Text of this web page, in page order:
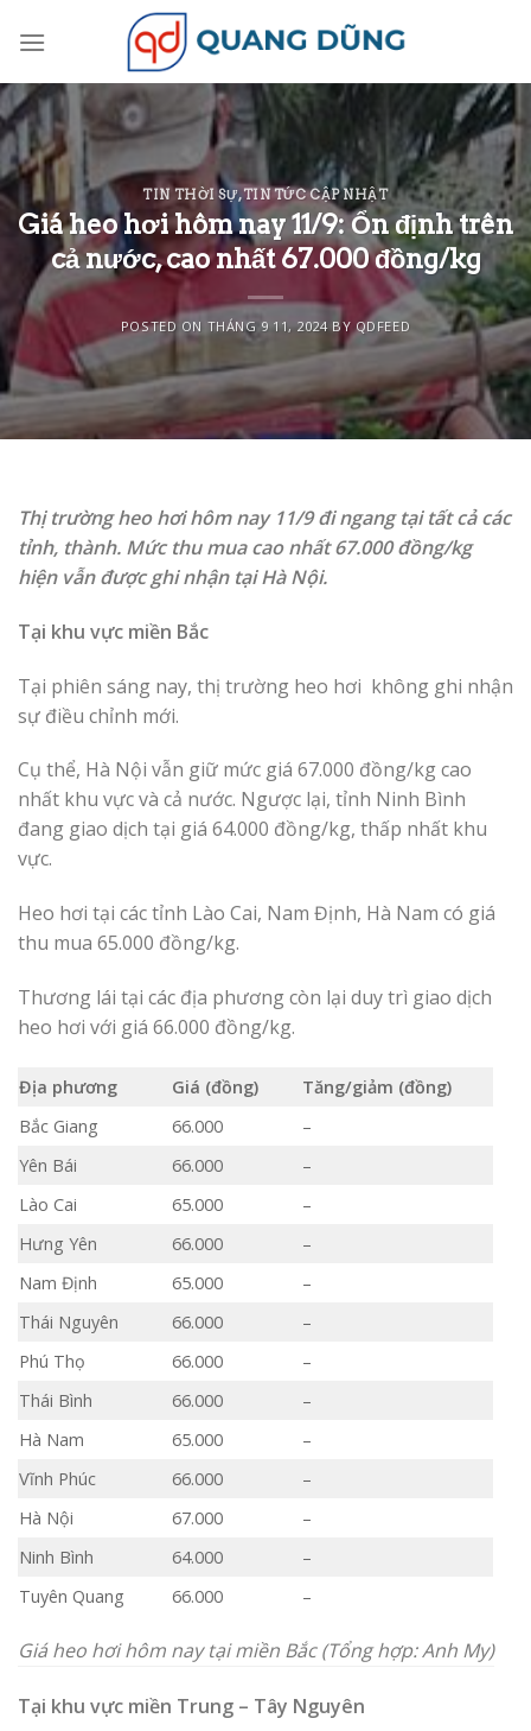
TIN THỜI SỰ,TIN TỨC CẬP NHẬT
Giá heo hơi hôm nay 11/9: Ổn định trên
cả nước, cao nhất 67.000 đồng/kg
POSTED ON THÁNG 9 11, 2024BY QDFEED
Thị trường heo hơi hôm nay 11/9 đi ngang tại tất cả các
tỉnh, thành. Mức thu mua cao nhất 67.000 đồng/kg
hiện vẫn được ghi nhận tại Hà Nội.
Tại khu vực miền Bắc
Tại phiên sáng nay, thị trường heo hơi không ghi nhận
sự điều chỉnh mới.
Cụ thể, Hà Nội vẫn giữ mức giá 67.000 đồng/kg cao
nhất khu vực và cả nước. Ngược lại, tỉnh Ninh Bình
đang giao dịch tại giá 64.000 đồng/kg, thấp nhất khu
vực.
Heo hơi tại các tỉnh Lào Cai, Nam Định, Hà Nam có giá
thu mua 65.000 đồng/kg.
Thương lái tại các địa phương còn lại duy trì giao dịch
heo hơi với giá 66.000 đồng/kg.
Địa phương Giá (đồng)
Tăng/giảm (đồng)
Bắc Giang
66.000
–
Yên Bái
66.000
–
Lào Cai
65.000
–
Hưng Yên
66.000
–
Nam Định
65.000
–
Thái Nguyên
66.000
–
Phú Thọ
66.000
–
Thái Bình
66.000
–
Hà Nam
65.000
–
Vĩnh Phúc
66.000
–
Hà Nội
67.000
–
Ninh Bình
64.000
–
Tuyên Quang
66.000 –
Giá heo hơi hôm nay tại miền Bắc (Tổng hợp: Anh My)
Tại khu vực miền Trung – Tây Nguyên